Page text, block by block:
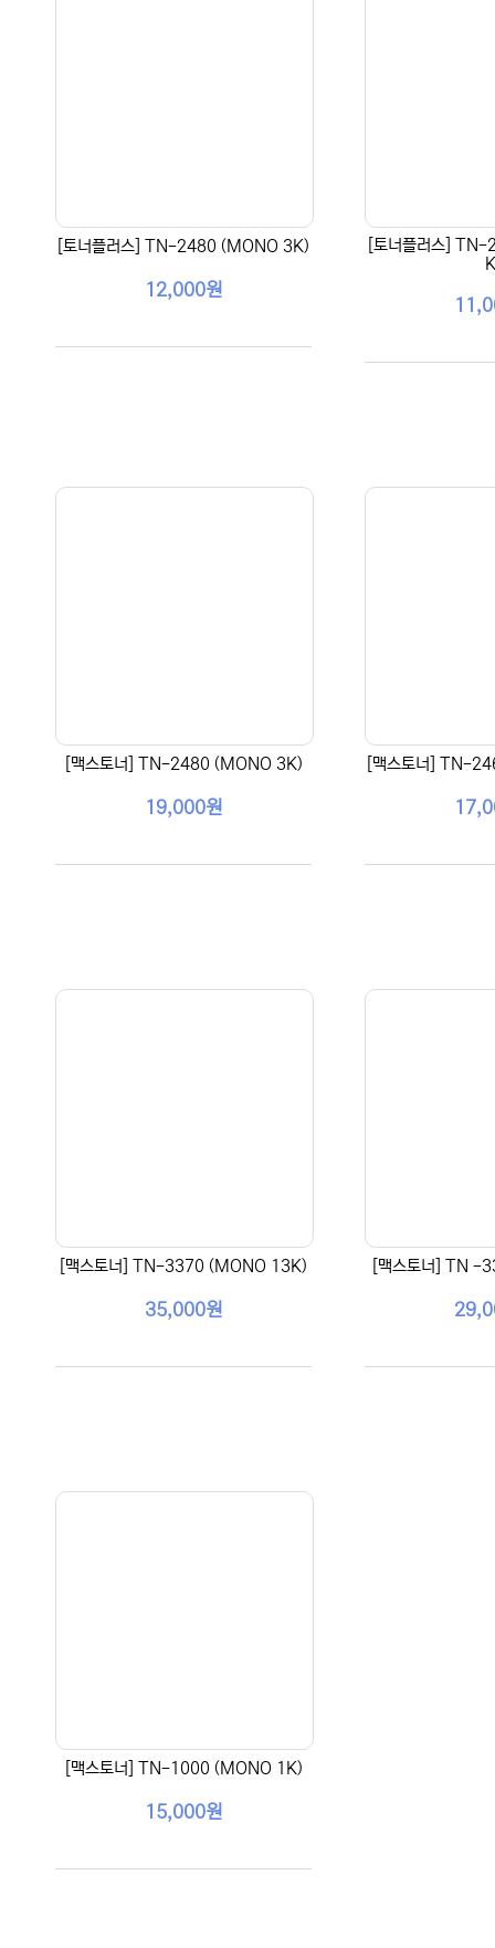
[토너플러스] TN-2480 (MONO 3K)
12,000원
[토너플러스]
[맥스토너] TN-2480 (MONO 3K)
19,000원
[맥스토너] TN-
[맥스토너] TN-3370 (MONO 13K)
35,000원
[맥스토너] TN -
[맥스토너] TN-1000 (MONO 1K)
15,000원